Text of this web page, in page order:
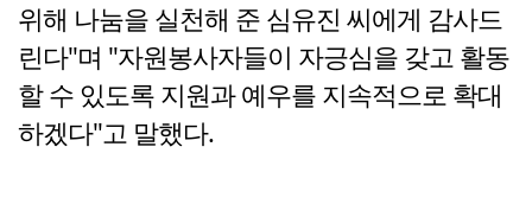
위해 나눔을 실천해 준 심유진 씨에게 감사드
린다"며 "자원봉사자들이 자긍심을 갖고 활동
할 수 있도록 지원과 예우를 지속적으로 확대
하겠다"고 말했다.